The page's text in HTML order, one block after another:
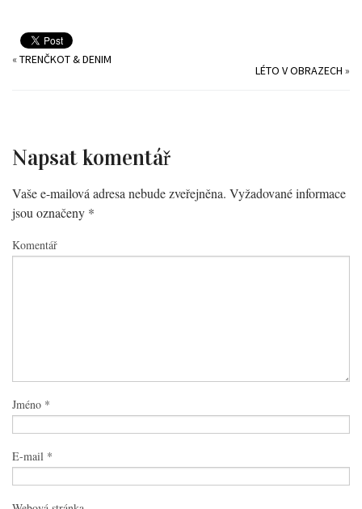
«TRENČKOT & DENIM
LÉTO V OBRAZECH »
Napsat komentář
Vaše e-mailová adresa nebude zveřejněna. Vyžadované informace
jsou označeny *
Komentář
Jméno *
E-mail *